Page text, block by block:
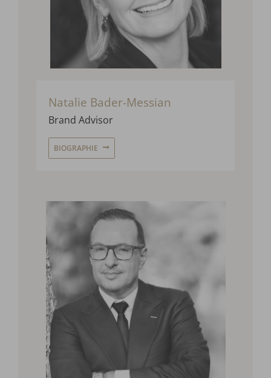
Natalie Bader-Messian
Brand Advisor
BIOGRAPHIE